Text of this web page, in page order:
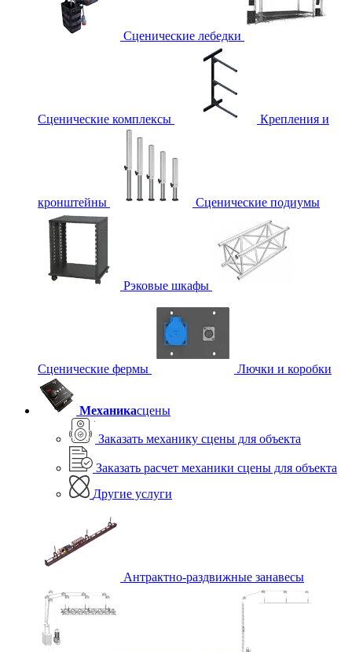
Сценические лебедки
Сценические комплексы Крепления и
кронштейны Сценические подиумы
Рэковые шкафы
Сценические фермы Лючки и коробки
Механикасцены
Заказать механику сцены для объекта
Заказать расчет механики сцены для объекта
Другие услуги
Антрактно-раздвижные занавесы